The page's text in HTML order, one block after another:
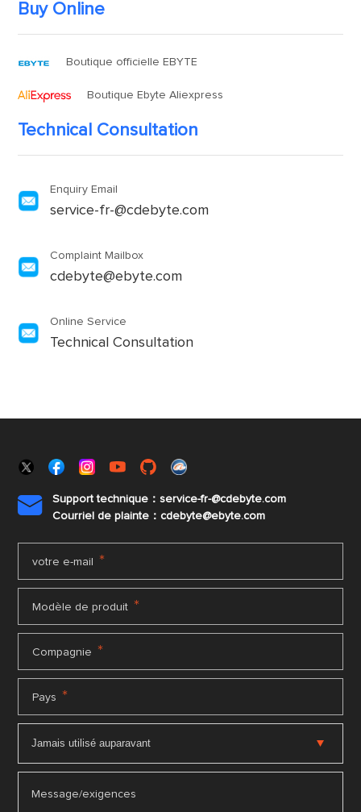
Buy Online
Boutique officielle EBYTE
Boutique Ebyte Aliexpress
Technical Consultation
Enquiry Email
service-fr-@cdebyte.com
Complaint Mailbox
cdebyte@ebyte.com
Online Service
Technical Consultation

Support technique：service-fr-@cdebyte.com
Courriel de plainte：cdebyte@ebyte.com
votre e-mail *
Modèle de produit *
Compagnie *
Pays *
Message/exigences